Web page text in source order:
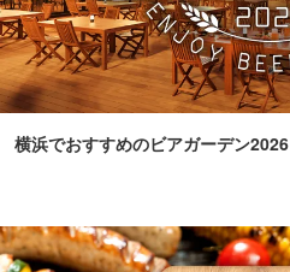
横浜でおすすめのビアガーデン2026